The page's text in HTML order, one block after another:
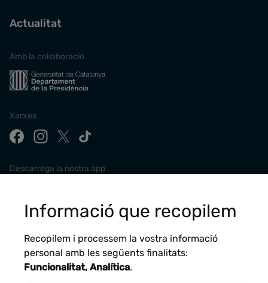
Actualitat
Amb la col·laboració
Xarxes
Descarrega la nostra app
Informació que recopilem
Recopilem i processem la vostra informació
personal amb les següents finalitats:
Funcionalitat, Analítica.